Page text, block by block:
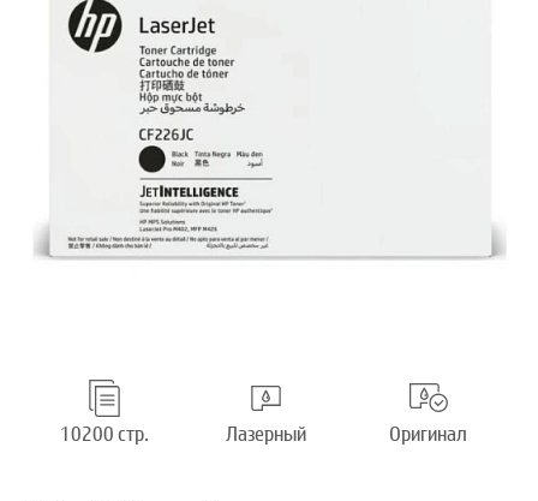
10200 стр. Лазерный Оригинал